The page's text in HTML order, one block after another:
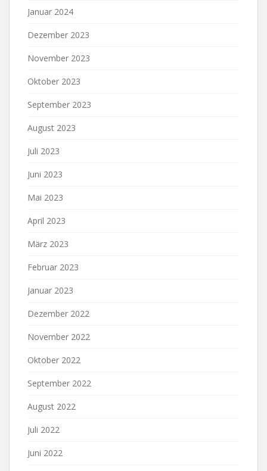
Januar 2024
Dezember 2023
November 2023
Oktober 2023
September 2023
August 2023
Juli 2023
Juni 2023
Mai 2023
April 2023
März 2023
Februar 2023
Januar 2023
Dezember 2022
November 2022
Oktober 2022
September 2022
August 2022
Juli 2022
Juni 2022